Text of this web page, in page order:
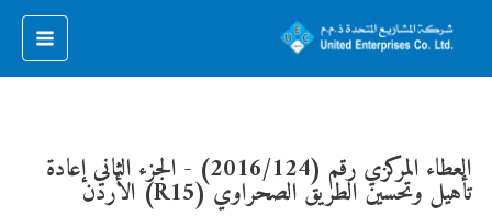
العطاء المركزي رقم (2016/124) - الجزء الثاني إعادة
تأهيل وتحسين الطريق الصحراوي (R15) الأردن